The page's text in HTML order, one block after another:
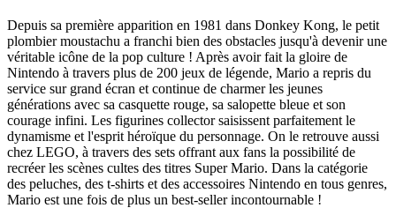
Depuis sa première apparition en 1981 dans Donkey Kong, le petit
plombier moustachu a franchi bien des obstacles jusqu'à devenir une
véritable icône de la pop culture ! Après avoir fait la gloire de
Nintendo à travers plus de 200 jeux de légende, Mario a repris du
service sur grand écran et continue de charmer les jeunes
générations avec sa casquette rouge, sa salopette bleue et son
courage infini. Les figurines collector saisissent parfaitement le
dynamisme et l'esprit héroïque du personnage. On le retrouve aussi
chez LEGO, à travers des sets offrant aux fans la possibilité de
recréer les scènes cultes des titres Super Mario. Dans la catégorie
des peluches, des t-shirts et des accessoires Nintendo en tous genres,
Mario est une fois de plus un best-seller incontournable !